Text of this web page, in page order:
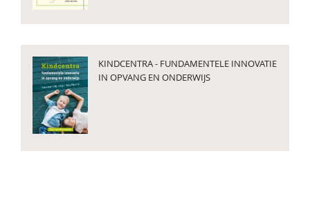
KINDCENTRA - FUNDAMENTELE INNOVATIE
IN OPVANG EN ONDERWIJS